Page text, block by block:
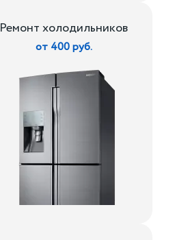
Ремонт холодильников
от 400 руб.